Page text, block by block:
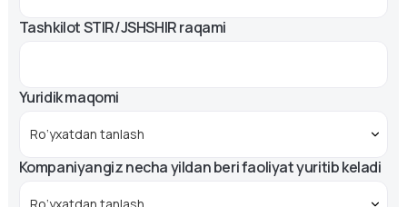
Tashkilot STIR/JSHSHIR raqami
Yuridik maqomi
Kompaniyangiz necha yildan beri faoliyat yuritib keladi